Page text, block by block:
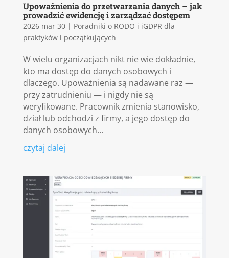
Upoważnienia do przetwarzania danych – jak
prowadzić ewidencję i zarządzać dostępem
2026 mar 30| Poradniki o RODO i iGDPR dla
praktyków i początkujących
W wielu organizacjach nikt nie wie dokładnie,
kto ma dostęp do danych osobowych i
dlaczego. Upoważnienia są nadawane raz —
przy zatrudnieniu — i nigdy nie są
weryfikowane. Pracownik zmienia stanowisko,
dział lub odchodzi z firmy, a jego dostęp do
danych osobowych...
czytaj dalej